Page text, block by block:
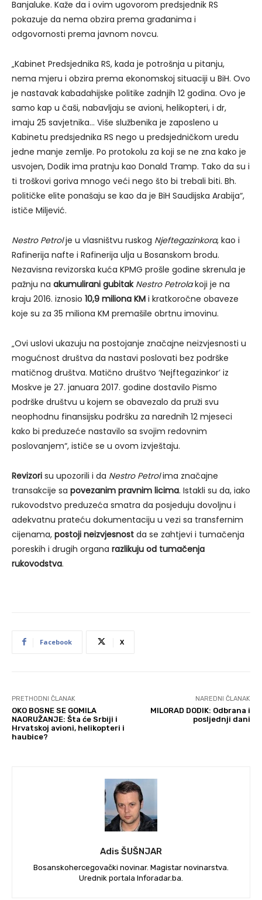
Banjaluke. Kaže da i ovim ugovorom predsjednik RS
pokazuje da nema obzira prema građanima i
odgovornosti prema javnom novcu.
„Kabinet Predsjednika RS, kada je potrošnja u pitanju,
nema mjeru i obzira prema ekonomskoj situaciji u BiH. Ovo
je nastavak kabadahijske politike zadnjih 12 godina. Ovo je
samo kap u čaši, nabavljaju se avioni, helikopteri, i dr,
imaju 25 savjetnika… Više službenika je zaposleno u
Kabinetu predsjednika RS nego u predsjedničkom uredu
jedne manje zemlje. Po protokolu za koji se ne zna kako je
usvojen, Dodik ima pratnju kao Donald Tramp. Tako da su i
ti troškovi goriva mnogo veći nego što bi trebali biti. Bh.
političke elite ponašaju se kao da je BiH Saudijska Arabija“,
ističe Miljević.
Nestro Petrolje u vlasništvu ruskog Njeftegazinkora, kao i
Rafinerija nafte i Rafinerija ulja u Bosanskom brodu.
Nezavisna revizorska kuća KPMG prošle godine skrenula je
pažnju na akumulirani gubitak Nestro Petrolakoji je na
kraju 2016. iznosio 10,9 miliona KM i kratkoročne obaveze
koje su za 35 miliona KM premašile obrtnu imovinu.
„Ovi uslovi ukazuju na postojanje značajne neizvjesnosti u
mogućnost društva da nastavi poslovati bez podrške
matičnog društva. Matično društvo ‘Nejftegazinkor’ iz
Moskve je 27. januara 2017. godine dostavilo Pismo
podrške društvu u kojem se obavezalo da pruži svu
neophodnu finansijsku podršku za narednih 12 mjeseci
kako bi preduzeće nastavilo sa svojim redovnim
poslovanjem“, ističe se u ovom izvještaju.
Revizori su upozorili i da Nestro Petrolima značajne
transakcije sa povezanim pravnim licima. Istakli su da, iako
rukovodstvo preduzeća smatra da posjeduju dovoljnu i
adekvatnu prateću dokumentaciju u vezi sa transfernim
cijenama, postoji neizvjesnost da se zahtjevi i tumačenja
poreskih i drugih organa razlikuju od tumačenja
rukovodstva.
Facebook X
PRETHODNI ČLANAK
OKO BOSNE SE GOMILA
NAORUŽANJE: Šta će Srbiji i
Hrvatskoj avioni, helikopteri i
haubice?
NAREDNI ČLANAK
MILORAD DODIK: Odbrana i
posljednji dani
Adis ŠUŠNJAR
Bosanskohercegovački novinar. Magistar novinarstva.
Urednik portala Inforadar.ba.